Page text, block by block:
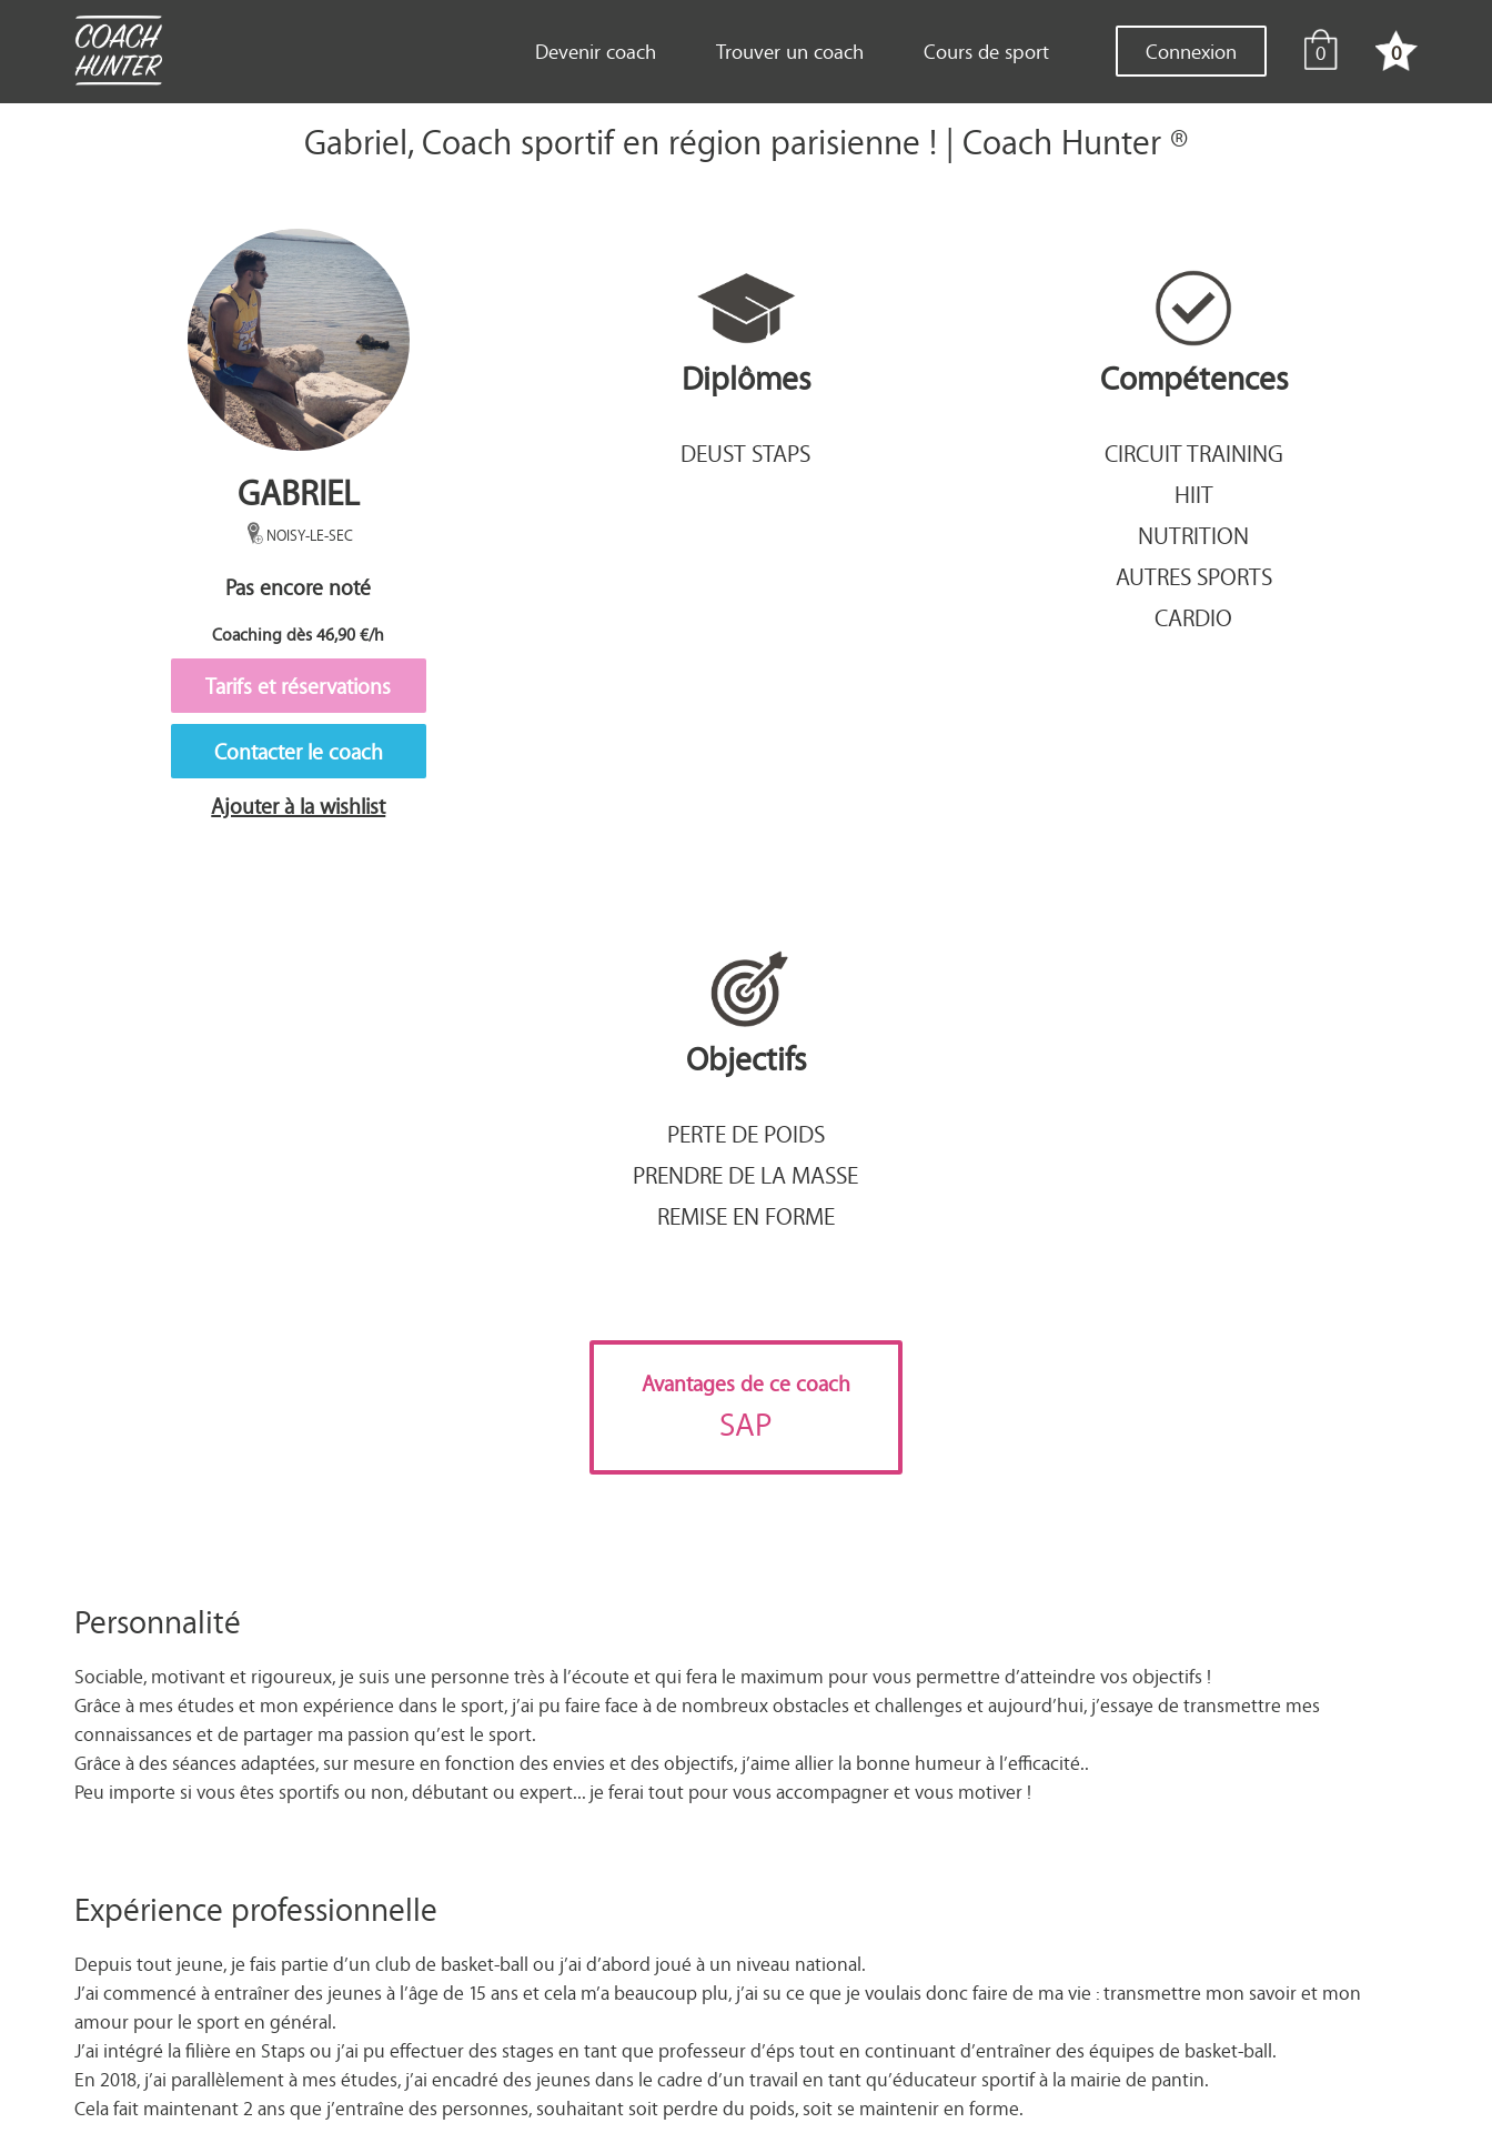
Connexion 0 0
Devenir coach Trouver un coach Cours de sport
Gabriel, Coach sportif en région parisienne ! | Coach Hunter ®
GABRIEL
NOISY-LE-SEC
Pas encore noté
Coaching dès 46,90 €/h
Tarifs et réservations
Contacter le coach
Ajouter à la wishlist
Diplômes
DEUST STAPS
Compétences
CIRCUIT TRAINING
HIIT
NUTRITION
AUTRES SPORTS
CARDIO
Objectifs
PERTE DE POIDS
PRENDRE DE LA MASSE
REMISE EN FORME
Avantages de ce coach
SAP
Personnalité
Sociable, motivant et rigoureux, je suis une personne très à l’écoute et qui fera le maximum pour vous permettre d’atteindre vos objectifs !
Grâce à mes études et mon expérience dans le sport, j’ai pu faire face à de nombreux obstacles et challenges et aujourd’hui, j’essaye de transmettre mes
connaissances et de partager ma passion qu’est le sport.
Grâce à des séances adaptées, sur mesure en fonction des envies et des objectifs, j’aime allier la bonne humeur à l’efficacité..
Peu importe si vous êtes sportifs ou non, débutant ou expert... je ferai tout pour vous accompagner et vous motiver !
Expérience professionnelle
Depuis tout jeune, je fais partie d’un club de basket-ball ou j’ai d’abord joué à un niveau national.
J’ai commencé à entraîner des jeunes à l’âge de 15 ans et cela m’a beaucoup plu, j’ai su ce que je voulais donc faire de ma vie : transmettre mon savoir et mon
amour pour le sport en général.
J’ai intégré la filière en Staps ou j’ai pu effectuer des stages en tant que professeur d’éps tout en continuant d’entraîner des équipes de basket-ball.
En 2018, j’ai parallèlement à mes études, j’ai encadré des jeunes dans le cadre d’un travail en tant qu’éducateur sportif à la mairie de pantin.
Cela fait maintenant 2 ans que j’entraîne des personnes, souhaitant soit perdre du poids, soit se maintenir en forme.